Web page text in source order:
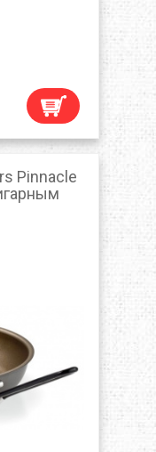
Pinnacle